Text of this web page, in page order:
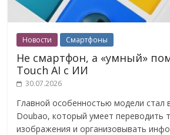
Новости Смартфоны
Не смартфон, а «умный»
Touch AI с ИИ
30.07.2026
Главной особенностью модели стал
Doubao, который умеет переводить
изображения и организовывать